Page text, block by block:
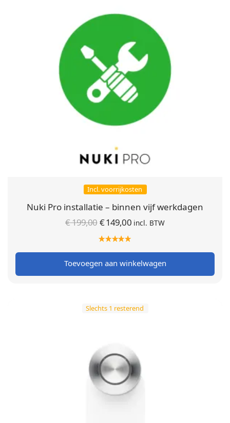
Incl. voorrijkosten
Nuki Pro installatie – binnen vijf werkdagen
€199,00Oorspronkelijke
prijs was:
€ 199,00.
€149,00 Huidige
€ 149,00.
incl. BTW
Toevoegen aan winkelwagen
Slechts 1 resterend